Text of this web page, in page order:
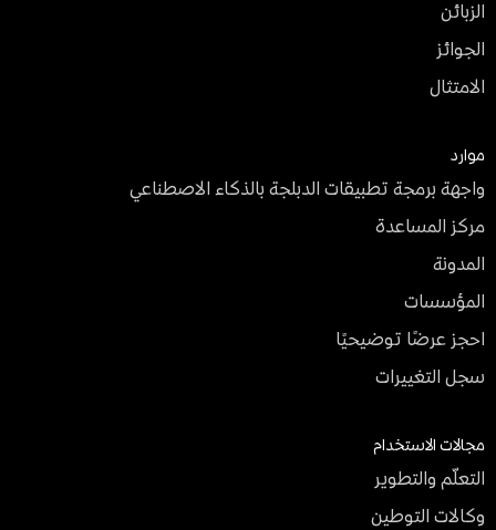
الزبائن
الجوائز
الامتثال
موارد
واجهة برمجة تطبيقات الدبلجة بالذكاء الاصطناعي
مركز المساعدة
المدونة
المؤسسات
احجز عرضًا توضيحيًا
سجل التغييرات
مجالات الاستخدام
التعلّم والتطوير
وكالات التوطين